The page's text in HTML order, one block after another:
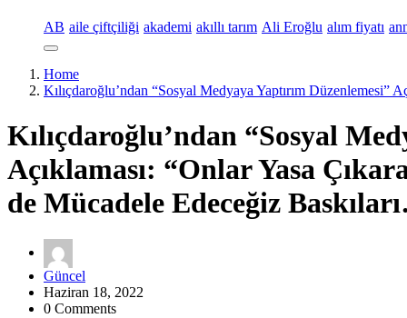
AB aile çiftçiliği akademi akıllı tarım Ali Eroğlu alım fiyatı
Home
Kılıçdaroğlu’ndan “Sosyal Medyaya Yaptırım Düzenlemesi”
Kılıçdaroğlu’ndan “Sosyal
Açıklaması: “Onlar Yasa
de Mücadele Edeceğiz
Güncel
Haziran 18, 2022
0 Comments